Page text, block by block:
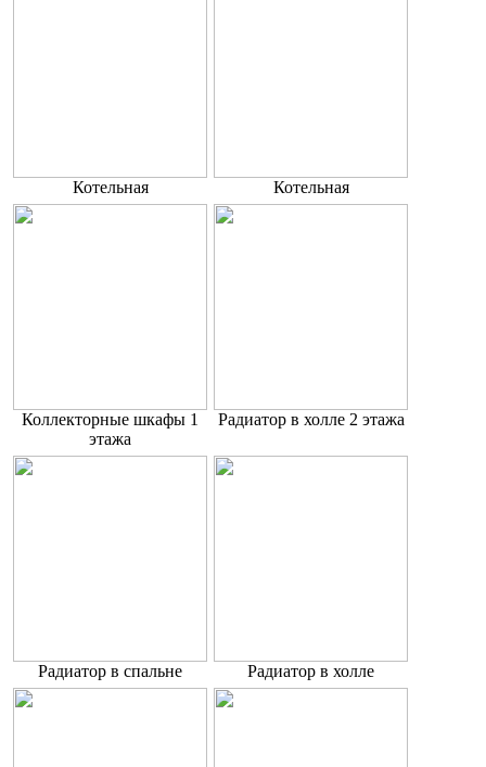
Котельная Котельная
Коллекторные шкафы 1
этажа
Радиатор в холле 2 этажа
Радиатор в спальне Радиатор в холле